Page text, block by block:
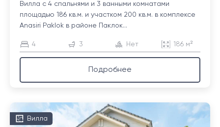
Вилла с 4 спальнями и 3 ванными комнатами
площадью 186 кв.м. и участком 200 кв.м. в комплексе
Anasiri Paklok в районе Паклок...
4 3 Нет 186 м²
Подробнее
Вилла